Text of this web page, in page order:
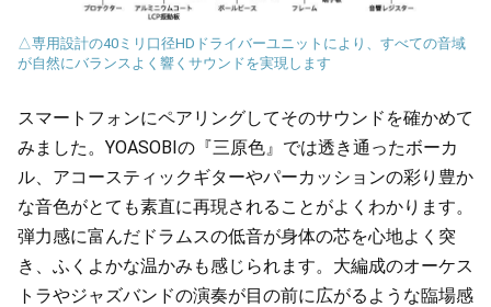
△専用設計の40ミリ口径HDドライバーユニットにより、すべての音域
が自然にバランスよく響くサウンドを実現します
スマートフォンにペアリングしてそのサウンドを確かめて
みました。YOASOBIの『三原色』では透き通ったボーカ
ル、アコースティックギターやパーカッションの彩り豊か
な音色がとても素直に再現されることがよくわかります。
弾力感に富んだドラムスの低音が身体の芯を心地よく突
き、ふくよかな温かみも感じられます。大編成のオーケス
トラやジャズバンドの演奏が目の前に広がるような臨場感